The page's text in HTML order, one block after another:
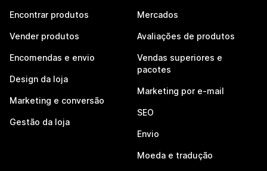
Encontrar produtos
Vender produtos
Encomendas e envio
Design da loja
Marketing e conversão
Gestão da loja
Mercados
Avaliações de produtos
Vendas superiores e
pacotes
Marketing por e-mail
SEO
Envio
Moeda e tradução